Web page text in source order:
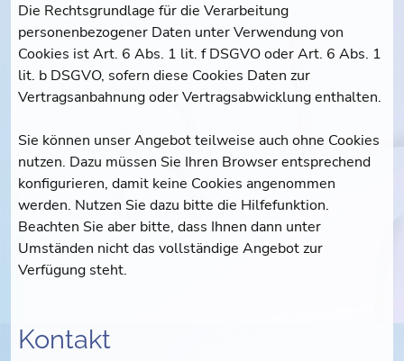
Die Rechtsgrundlage für die Verarbeitung
personenbezogener Daten unter Verwendung von
Cookies ist Art. 6 Abs. 1 lit. f DSGVO oder Art. 6 Abs. 1
lit. b DSGVO, sofern diese Cookies Daten zur
Vertragsanbahnung oder Vertragsabwicklung enthalten.
Sie können unser Angebot teilweise auch ohne Cookies
nutzen. Dazu müssen Sie Ihren Browser entsprechend
konfigurieren, damit keine Cookies angenommen
werden. Nutzen Sie dazu bitte die Hilfefunktion.
Beachten Sie aber bitte, dass Ihnen dann unter
Umständen nicht das vollständige Angebot zur
Verfügung steht.
Kontakt